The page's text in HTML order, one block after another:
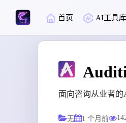
首页 AI工具库
面向咨询从业者
无 1 个月前